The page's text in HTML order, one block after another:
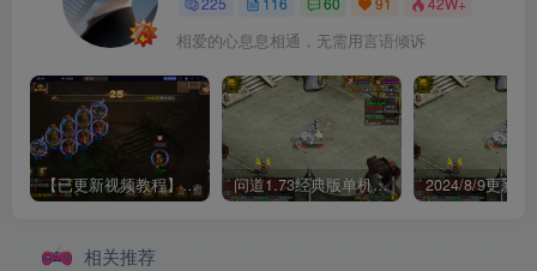
相爱的心息息相通，无需用言语倾诉
【已更新视频教程】某道五周年单机一键端所有任务均可单机！ 问道1.73经典版单机文字教程+视频教程免费下载【2024/7/30更新】
相关推荐